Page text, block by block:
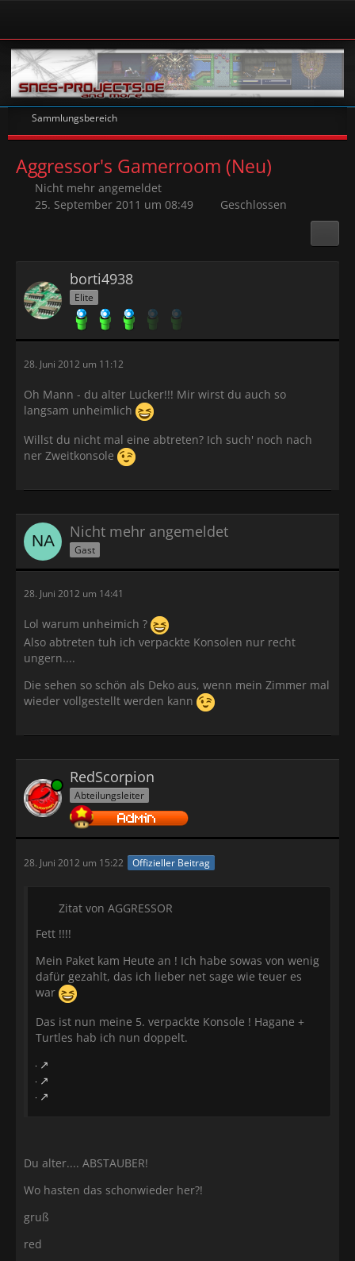
Sammlungsbereich
Aggressor's Gamerroom (Neu)
Nicht mehr angemeldet
25. September 2011 um 08:49
Geschlossen
borti4938
Elite
28. Juni 2012 um 11:12
Oh Mann - du alter Lucker!!! Mir wirst du auch so
langsam unheimlich
Willst du nicht mal eine abtreten? Ich such' noch nach
ner Zweitkonsole
Nicht mehr angemeldet
Gast
28. Juni 2012 um 14:41
Lol warum unheimich ?
Also abtreten tuh ich verpackte Konsolen nur recht
ungern....
Die sehen so schön als Deko aus, wenn mein Zimmer mal
wieder vollgestellt werden kann
Online RedScorpion
Abteilungsleiter
28. Juni 2012 um 15:22 Offizieller Beitrag
Zitat von AGGRESSOR
Fett !!!!
Mein Paket kam Heute an ! Ich habe sowas von wenig
dafür gezahlt, das ich lieber net sage wie teuer es
war
Das ist nun meine 5. verpackte Konsole ! Hagane +
Turtles hab ich nun doppelt.
Du alter.... ABSTAUBER!
Wo hasten das schonwieder her?!
gruß
red